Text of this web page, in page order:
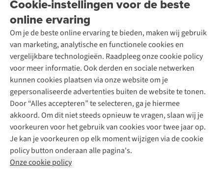
Cookie-instellingen voor de beste
online ervaring
Om je de beste online ervaring te bieden, maken wij gebruik
van marketing, analytische en functionele cookies en
vergelijkbare technologieën. Raadpleeg onze cookie policy
voor meer informatie. Ook derden en sociale netwerken
kunnen cookies plaatsen via onze website om je
gepersonaliseerde advertenties buiten de website te tonen.
Door “Alles accepteren” te selecteren, ga je hiermee
akkoord. Om dit niet steeds opnieuw te vragen, slaan wij je
voorkeuren voor het gebruik van cookies voor twee jaar op.
Je kan je voorkeuren op elk moment wijzigen via de cookie
policy button onderaan alle pagina's.
Onze cookie policy